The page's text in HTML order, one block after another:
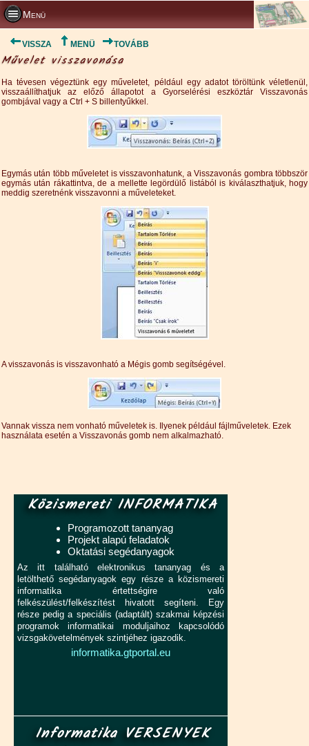
Menü
VISSZA MENÜ TOVÁBB
Művelet visszavonása
Ha tévesen végeztünk egy műveletet, például egy adatot töröltünk véletlenül,
visszaállíthatjuk az előző állapotot a Gyorselérési eszköztár Visszavonás
gombjával vagy a Ctrl + S billentyűkkel.
Egymás után több műveletet is visszavonhatunk, a Visszavonás gombra többször
egymás után rákattintva, de a mellette legördülő listából is kiválaszthatjuk, hogy
meddig szeretnénk visszavonni a műveleteket.
A visszavonás is visszavonható a Mégis gomb segítségével.
Vannak vissza nem vonható műveletek is. Ilyenek például fájlműveletek. Ezek
használata esetén a Visszavonás gomb nem alkalmazható.
Közismereti INFORMATIKA
Programozott tananyag
Projekt alapú feladatok
Oktatási segédanyagok
Az itt található elektronikus tananyag és a
letölthető segédanyagok egy része a közismereti
informatika értettségire való
felkészülést/felkészítést hivatott segíteni. Egy
része pedig a speciális (adaptált) szakmai képzési
programok informatikai moduljaihoz kapcsolódó
vizsgakövetelmények szintjéhez igazodik.
informatika.gtportal.eu
Informatika VERSENYEK